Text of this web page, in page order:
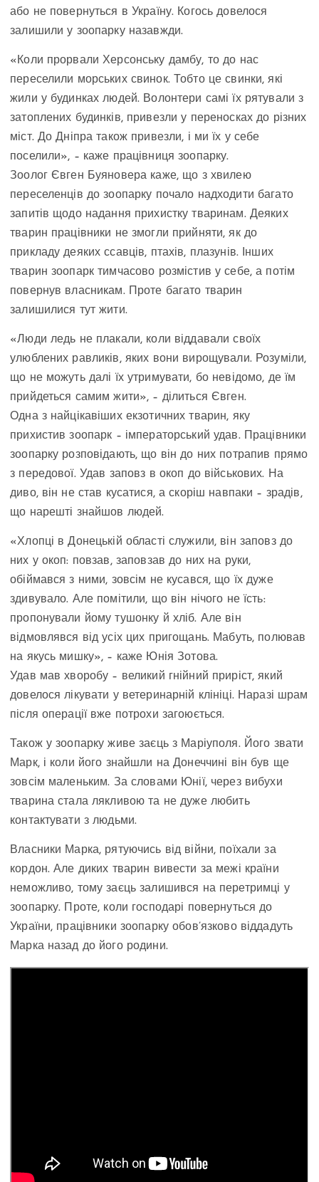
або не повернуться в Україну. Когось довелося
залишили у зоопарку назавжди.
«Коли прорвали Херсонську дамбу, то до нас
переселили морських свинок. Тобто це свинки, які
жили у будинках людей. Волонтери самі їх рятували з
затоплених будинків, привезли у переносках до різних
міст. До Дніпра також привезли, і ми їх у себе
поселили», – каже працівниця зоопарку.
Зоолог Євген Буяновера каже, що з хвилею
переселенців до зоопарку почало надходити багато
запитів щодо надання прихистку тваринам. Деяких
тварин працівники не змогли прийняти, як до
прикладу деяких ссавців, птахів, плазунів. Інших
тварин зоопарк тимчасово розмістив у себе, а потім
повернув власникам. Проте багато тварин
залишилися тут жити.
«Люди ледь не плакали, коли віддавали своїх
улюблених равликів, яких вони вирощували. Розуміли,
що не можуть далі їх утримувати, бо невідомо, де їм
прийдеться самим жити», – ділиться Євген.
Одна з найцікавіших екзотичних тварин, яку
прихистив зоопарк – імператорський удав. Працівники
зоопарку розповідають, що він до них потрапив прямо
з передової. Удав заповз в окоп до військових. На
диво, він не став кусатися, а скоріш навпаки – зрадів,
що нарешті знайшов людей.
«Хлопці в Донецькій області служили, він заповз до
них у окоп: повзав, заповзав до них на руки,
обіймався з ними, зовсім не кусався, що їх дуже
здивувало. Але помітили, що він нічого не їсть:
пропонували йому тушонку й хліб. Але він
відмовлявся від усіх цих пригощань. Мабуть, полював
на якусь мишку», – каже Юнія Зотова.
Удав мав хворобу – великий гнійний приріст, який
довелося лікувати у ветеринарній клініці. Наразі шрам
після операції вже потрохи загоюється.
Також у зоопарку живе заєць з Маріуполя. Його звати
Марк, і коли його знайшли на Донеччині він був ще
зовсім маленьким. За словами Юнії, через вибухи
тварина стала лякливою та не дуже любить
контактувати з людьми.
Власники Марка, рятуючись від війни, поїхали за
кордон. Але диких тварин вивести за межі країни
неможливо, тому заєць залишився на перетримці у
зоопарку. Проте, коли господарі повернуться до
України, працівники зоопарку обов’язково віддадуть
Марка назад до його родини.